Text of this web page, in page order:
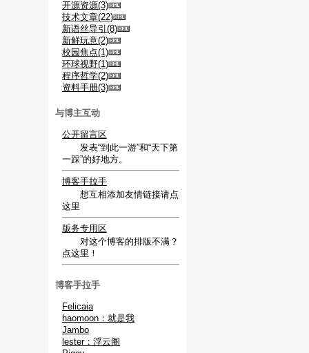
开源资源(3)
技术文章(22)
新语丝导引(8)
新鲜玩意(2)
校园焦点(1)
环球视野(1)
程序哲学(2)
资料手册(3)
与博主互动
公开留言区
发表“到此一游”和“天下第
一踩”的好地方。
博客手拉手
想互相添加友情链接请点
这里
版务专用区
对这个博客的排版不满？
点这里！
博客手拉手
Felicaia
haomoon：就是我
Jambo
lester：浮云阁